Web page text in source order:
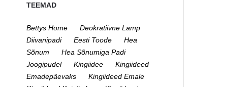
TEEMAD
Bettys Home
Deokratiivne Lamp
Diivanipadi
Eesti Toode
Hea
Sõnum
Hea Sõnumiga Padi
Joogipudel
Kingiidee
Kingiideed
Emadepäevaks
Kingiideed Emale